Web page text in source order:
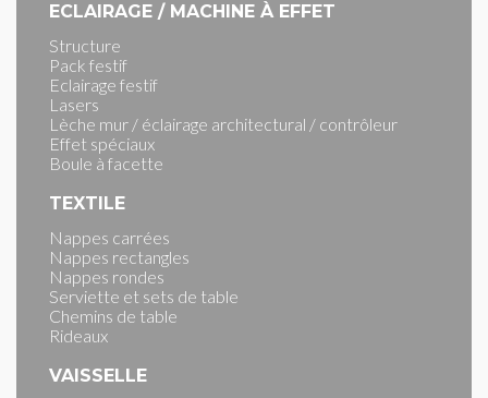
ECLAIRAGE / MACHINE À EFFET
Structure
Pack festif
Eclairage festif
Lasers
Lèche mur / éclairage architectural / contrôleur
Effet spéciaux
Boule à facette
TEXTILE
Nappes carrées
Nappes rectangles
Nappes rondes
Serviette et sets de table
Chemins de table
Rideaux
VAISSELLE